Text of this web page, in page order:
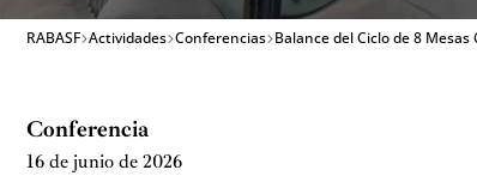
RABASF Actividades Conferencias Balance del Ciclo de 8
Conferencia
16 de junio de 2026